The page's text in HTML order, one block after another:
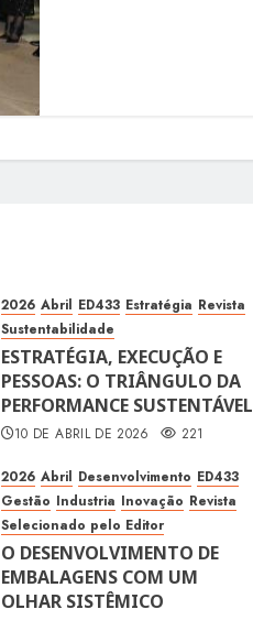
2026 Abril ED433 Estratégia Revista
Sustentabilidade
ESTRATÉGIA, EXECUÇÃO E
PESSOAS: O TRIÂNGULO DA
PERFORMANCE SUSTENTÁVEL
10 DE ABRIL DE 2026 221
2026 Abril Desenvolvimento ED433
Gestão Industria Inovação Revista
Selecionado pelo Editor
O DESENVOLVIMENTO DE
EMBALAGENS COM UM
OLHAR SISTÊMICO